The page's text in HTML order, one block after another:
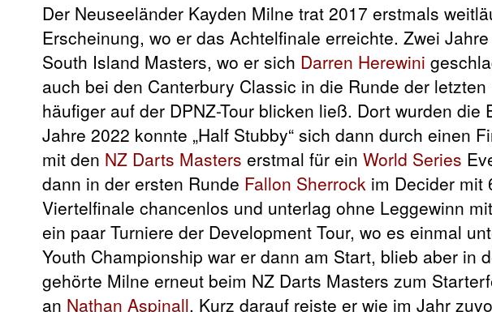
Der Neuseeländer Kayden Milne trat 2017 erstmals
Erscheinung, wo er das Achtelfinale erreichte. Zwei
South Island Masters, wo er sich Darren Herewini
auch bei den Canterbury Classic in die Runde der
häufiger auf der DPNZ-Tour blicken ließ. Dort wurden
Jahre 2022 konnte „Half Stubby“ sich dann durch einen
mit den NZ Darts Masters erstmal für ein World Series
dann in der ersten Runde Fallon Sherrock im Decider mit
Viertelfinale chancenlos und unterlag ohne Leggewinn
ein paar Turniere der Development Tour, wo es einmal
Youth Championship war er dann am Start, blieb aber in
gehörte Milne erneut beim NZ Darts Masters zum
an Nathan Aspinall. Kurz darauf reiste er wie im Jahr